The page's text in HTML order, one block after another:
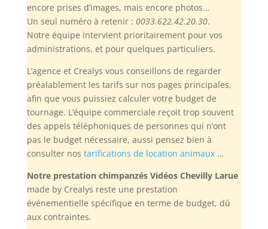
encore prises d’images, mais encore photos…
Un seul numéro à retenir : 0033.622.42.20.30.
Notre équipe intervient prioritairement pour vos
administrations, et pour quelques particuliers.
L’agence et Crealys vous conseillons de regarder
préalablement les tarifs sur nos pages principales,
afin que vous puissiez calculer votre budget de
tournage. L’équipe commerciale reçoit trop souvent
des appels téléphoniques de personnes qui n’ont
pas le budget nécessaire, aussi pensez bien à
consulter nos tarifications de location animaux…
Notre prestation chimpanzés Vidéos Chevilly Larue
made by Crealys reste une prestation
événementielle spécifique en terme de budget, dû
aux contraintes.